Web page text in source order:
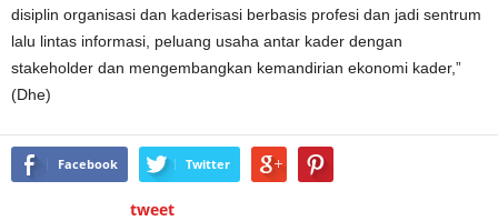
disiplin organisasi dan kaderisasi berbasis profesi dan jadi sentrum
lalu lintas informasi, peluang usaha antar kader dengan
stakeholder dan mengembangkan kemandirian ekonomi kader,”
(Dhe)
Facebook Twitter
tweet